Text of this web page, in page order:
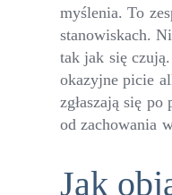
myślenia. To
stanowiskach.
tak jak się
okazyjne picie
zgłaszają się
od zachowania
Jak